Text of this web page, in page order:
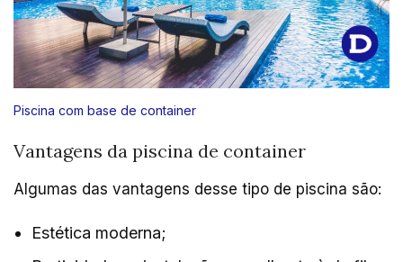
Piscina com base de container
Vantagens da piscina de container
Algumas das vantagens desse tipo de piscina são:
Estética moderna;